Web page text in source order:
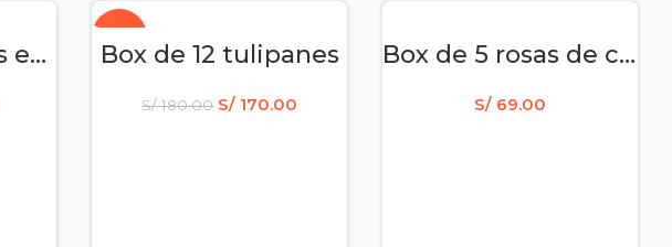
Arreglo de flores eternas – día de la mujer Box de 12 tulipanes
S/180.00 S/ 170.00
Box de 5 rosas de colores
S/ 69.00